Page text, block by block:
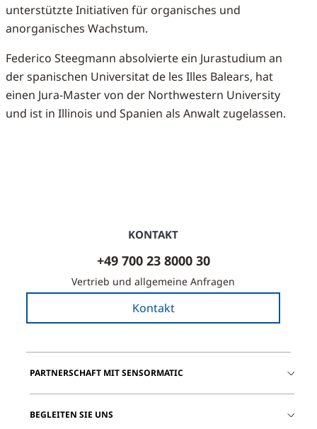
unterstützte Initiativen für organisches und
anorganisches Wachstum.
Federico Steegmann absolvierte ein Jurastudium an
der spanischen Universitat de les Illes Balears, hat
einen Jura-Master von der Northwestern University
und ist in Illinois und Spanien als Anwalt zugelassen.
KONTAKT
+49 700 23 8000 30
Vertrieb und allgemeine Anfragen
Kontakt
PARTNERSCHAFT MIT SENSORMATIC
BEGLEITEN SIE UNS